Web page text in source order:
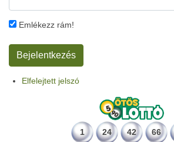
Emlékezz rám!
Elfelejtett jelszó
1 24 42 66